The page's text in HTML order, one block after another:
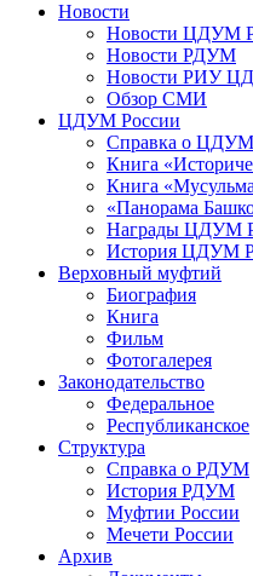
Новости
Новости ЦДУМ
Новости РДУМ
Новости РИУ
Обзор СМИ
ЦДУМ России
Справка о ЦДУМ
Книга
Книга
«Панорама
Награды ЦДУМ
История ЦДУМ
Верховный муфтий
Биография
Книга
Фильм
Фотогалерея
Законодательство
Федеральное
Республиканское
Структура
Справка о РДУМ
История РДУМ
Муфтии России
Мечети России
Архив